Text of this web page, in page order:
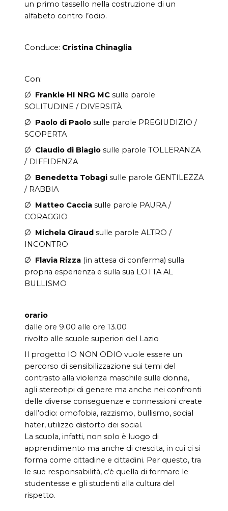
un primo tassello nella costruzione di un
alfabeto contro l’odio.
Conduce: Cristina Chinaglia
Con:
Ø Frankie HI NRG MC sulle parole
SOLITUDINE / DIVERSITÀ
Ø Paolo di Paolo sulle parole PREGIUDIZIO /
SCOPERTA
Ø Claudio di Biagio sulle parole TOLLERANZA
/ DIFFIDENZA
Ø Benedetta Tobagi sulle parole GENTILEZZA
/ RABBIA
Ø Matteo Caccia sulle parole PAURA /
CORAGGIO
Ø Michela Giraud sulle parole ALTRO /
INCONTRO
Ø Flavia Rizza (in attesa di conferma) sulla
propria esperienza e sulla sua LOTTA AL
BULLISMO
orario
dalle ore 9.00 alle ore 13.00
rivolto alle scuole superiori del Lazio
Il progetto IO NON ODIO vuole essere un
percorso di sensibilizzazione sui temi del
contrasto alla violenza maschile sulle donne,
agli stereotipi di genere ma anche nei confronti
delle diverse conseguenze e connessioni create
dall’odio: omofobia, razzismo, bullismo, social
hater, utilizzo distorto dei social.
La scuola, infatti, non solo è luogo di
apprendimento ma anche di crescita, in cui ci si
forma come cittadine e cittadini. Per questo, tra
le sue responsabilità, c’è quella di formare le
studentesse e gli studenti alla cultura del
rispetto.